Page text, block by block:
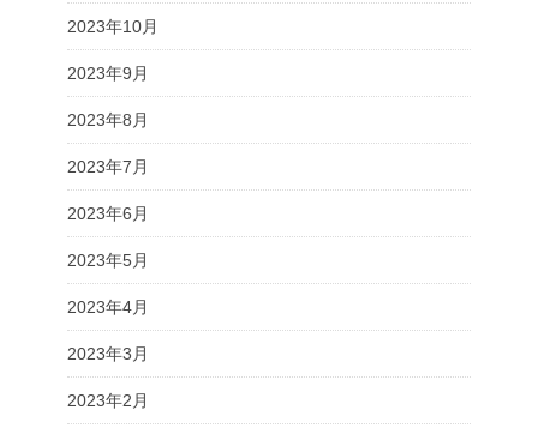
2023年10月
2023年9月
2023年8月
2023年7月
2023年6月
2023年5月
2023年4月
2023年3月
2023年2月